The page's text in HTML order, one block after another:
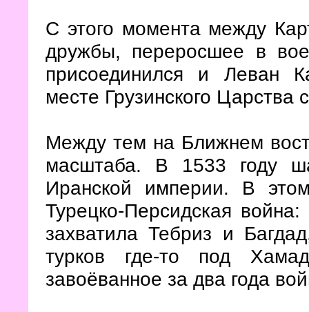
С этого момента между
дружбы, переросшее в
присоединился и Леван
месте Грузинского Царства
Между тем на Ближнем
масштаба. В 1533 году
Иранской империи. В
Турецко-Персидская
захватила Тебриз и
турков где-то под
завоёванное за два года